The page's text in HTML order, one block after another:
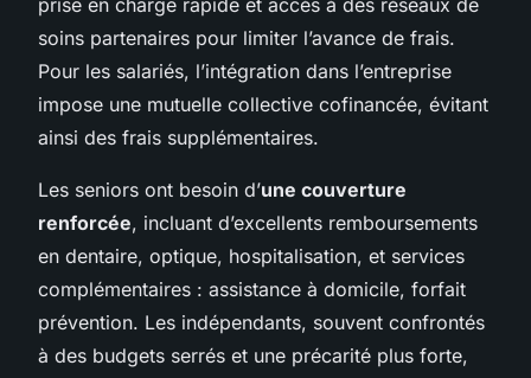
soins partenaires pour limiter l’avance de frais.
Pour les salariés, l’intégration dans l’entreprise
impose une mutuelle collective cofinancée, évitant
ainsi des frais supplémentaires.
Les seniors ont besoin d’une couverture
renforcée, incluant d’excellents remboursements
en dentaire, optique, hospitalisation, et services
complémentaires : assistance à domicile, forfait
prévention. Les indépendants, souvent confrontés
à des budgets serrés et une précarité plus forte,